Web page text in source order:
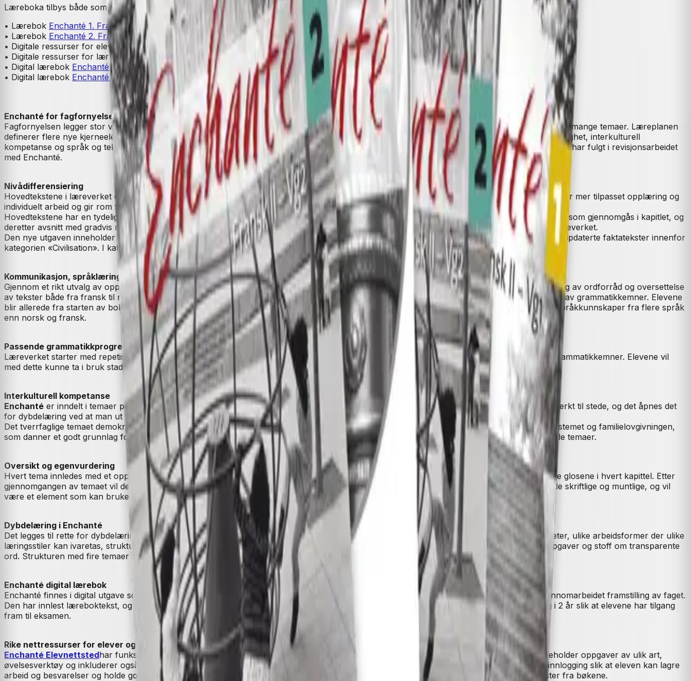
Læreboka tilbys både som trykt bok og digital bok. I læreverket inngår det også digitale ressurser som gir mange muligheter.
• Lærebok Enchanté 1. Fransk II vg1 (2020)
• Lærebok Enchanté 2. Fransk II vg2 (2021)
• Digitale ressurser for elever
Enchanté Elevnettsted (2020)
• Digitale ressurser for lærere
Enchanté Lærernettsted (2020)
• Digital lærebok Enchanté 1. Fransk II vg1 Unibok (2020)
Epub-format
• Digital lærebok Enchanté 2. Fransk II vg1 Unibok (2021) . Epub-format
Enchanté for fagfornyelsen
Fagfornyelsen legger stor vekt på dybdelæring, altså å lære grundig om utvalgte temaer i motsetning til å tilegne seg overflatiske kunnskaper om mange temaer. Læreplanen
definerer flere nye kjerneelementer som det skal legges vekt på i undervisningen i fremmedspråkene: kommunikasjon, språklæring og flerspråklighet, interkulturell
kompetanse og språk og teknologi. I tillegg skal det arbeides med et tverrfaglig tema, demokrati og medborgerskap. Dette er hovedprinsippene vi har fulgt i revisjonsarbeidet
med Enchanté.
Nivådifferensiering
Hovedtekstene i læreverket er nivådifferensiert og inneholder stoff som egner seg for elever med ulike læringsstiler og -potensial. Dette åpner for mer tilpasset opplæring og
individuelt arbeid og gir rom for dybdelæring.
Hovedtekstene har en tydelig, gjennomgående struktur: en enkel ingress som inneholder de viktigste elementene fra innholdet og grammatikken som gjennomgås i kapitlet, og
deretter avsnitt med gradvis mer avansert språk og stigende vanskegrad. Hovedtekstene er kortere og noe enklere enn i tidligere utgaver av læreverket.
Den nye utgaven inneholder et bredt spekter av autentiske tekster på alle nivåer, med tilhørende oppgaver. I tillegg er det både nyskrevne og oppdaterte faktatekster innenfor
kategorien «Civilisation». I kategorien «Coin culturel» er det også mye nytt innhold.
Kommunikasjon, språklæring og flerspråklighet er sentralt i Enchanté
Gjennom et rikt utvalg av oppgavetyper med stor variasjon i arbeidsformer får elevene grundig trening i ferdigheter som muntlig dialog, innlæring av ordforråd og oversettelse
av tekster både fra fransk til norsk og fra norsk til fransk. I 2020-utgaven er det lagt mer vekt enn tidligere på induktive oppgaver i innlæringen av grammatikkemner. Elevene
blir allerede fra starten av boken introdusert for flerspråklighet som ressurs i språklæring, og de vil arbeide med oppgaver der de skal bruke språkkunnskaper fra flere språk
enn norsk og fransk.
Passende grammatikkprogresjon
Læreverket starter med repetisjon av noen av de viktigste grammatikkemnene og følger deretter en naturlig progresjon for innlæring av nye grammatikkemner. Elevene vil
med dette kunne ta i bruk stadig mer komplekse språklige strukturer og bli trygge brukere av språket. Ambisjonsnivået er realistisk.
Interkulturell kompetanse
Enchanté er inndelt i temaer på tre kapitler der man nærmer seg hovedtemaet på ulike måter. Kjerneelementet interkulturell kompetanse er sterkt til stede, og det åpnes det
for dybdelæring ved at man ut fra stoff fra tidligere gjennomgåtte kapitler i læreboken bygger videre på kunnskaper elevene har fra før.
Det tverrfaglige temaet demokrati og medborgerskap er ivaretatt iEnchanté 1
gjennom tekster om franske samfunnsinstitusjoner som skolesystemet og familielovgivningen,
som danner et godt grunnlag for videre arbeid medEnchanté 2, der demokratiutviklingen i Frankrike og den franskspråklige verden er sentrale temaer.
Oversikt og egenvurdering
Hvert tema innledes med et oppslag der innholdselementer fra de tre kapitlene er vist, samt oversikter over læringsmålene og de mest sentrale glosene i hvert kapittel. Etter
gjennomgangen av temaet vil denne siden fungere som et verktøy for egenvurdering. Temaforsiden åpner for ulike kreative tilnærminger, både skriftlige og muntlige, og vil
være et element som kan brukes til aktiviteter som gir mulighet til dybdelæring
Dybdelæring i Enchanté
Det legges til rette for dybdelæring gjennom grep som nivådifferensierte tekster og oppgaver, rikt og variert innhold som gir store valgmuligheter, ulike arbeidsformer der ulike
læringsstiler kan ivaretas, struktur der man bygger videre på kunnskap fra tidligere kapitler, oppgaver basert på flerspråklighet, induktive oppgaver og stoff om transparente
ord. Strukturen med fire temaer bidrar til å belyse temaene fra ulike vinkler og gjør det mulig å gå i dybden i hvert enkelt tema.
Enchanté digital lærebok
Enchanté finnes i digital utgave som Unibok. Den digitale utgaven av lærebøkene gir et digitalt læremiddel med en helhetlig og pedagogisk gjennomarbeidet framstilling av faget.
Den har innlest læreboktekst, og en rekke nyttige studieverktøy som øker leseforståelsen. Lisensen til den digitale læreboka for vg1 er gyldig i 2 år slik at elevene har tilgang
fram til eksamen.
Rike nettressurser for elever og lærere
Enchanté Elevnettstedhar funksjonalitet som gir elevene god mulighet til å arbeide med kjerneelementet språk og teknologi. Nettstedet inneholder oppgaver av ulik art,
øvelsesverktøy og inkluderer også tilgang tilCappelen Damms toveisFransk ordbok . Enchanté Elevnettsted er gratis å bruke, men krever innlogging slik at eleven kan lagre
arbeid og besvarelser og holde god oversikt over progresjon og resultater. Med Elevnettsted Pluss har eleven i tillegg tilgang til innleste tekster fra bøkene.